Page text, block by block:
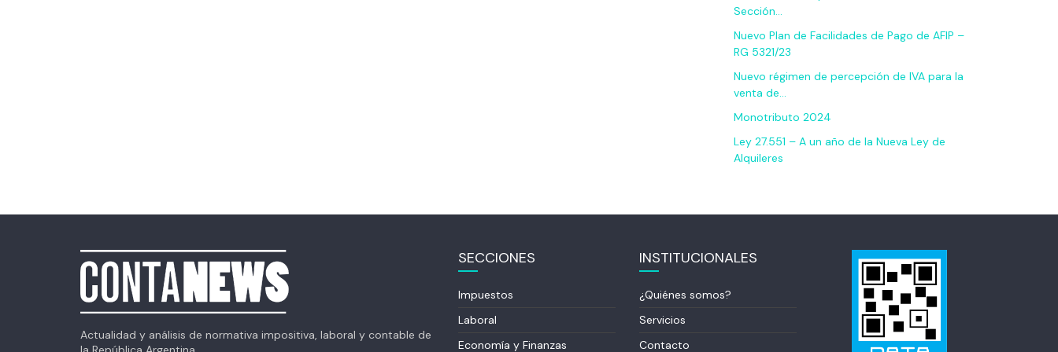
Sección…
Nuevo Plan de Facilidades de Pago de AFIP –
RG 5321/23
Nuevo régimen de percepción de IVA para la
venta de…
Monotributo 2024
Ley 27.551 – A un año de la Nueva Ley de
Alquileres
Actualidad y análisis de normativa impositiva, laboral y contable de
SECCIONES
Impuestos
Laboral
Economía y Finanzas
INSTITUCIONALES
¿Quiénes somos?
Servicios
Contacto